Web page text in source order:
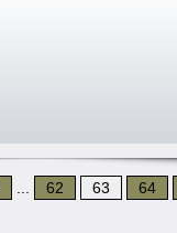
62 63 64